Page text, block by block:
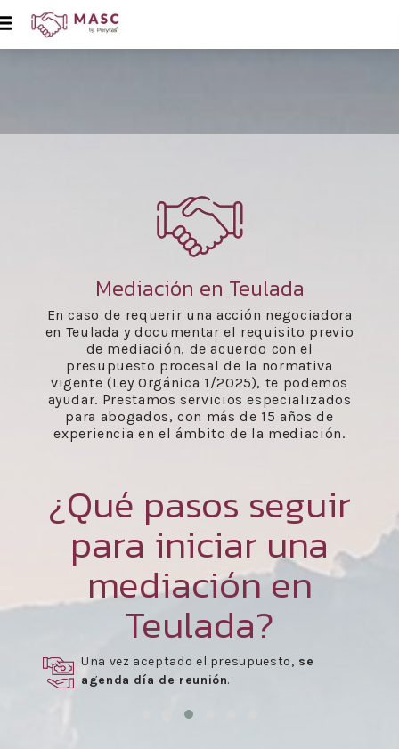
Mediación en Teulada
En caso de requerir una acción negociadora
en Teulada y documentar el requisito previo
de mediación, de acuerdo con el
presupuesto procesal de la normativa
vigente (Ley Orgánica 1/2025), te podemos
ayudar. Prestamos servicios especializados
para abogados, con más de 15 años de
experiencia en el ámbito de la mediación.
¿Qué pasos seguir
para iniciar una
mediación en
Teulada?
Una vez aceptado el presupuesto, se
agenda día de reunión.